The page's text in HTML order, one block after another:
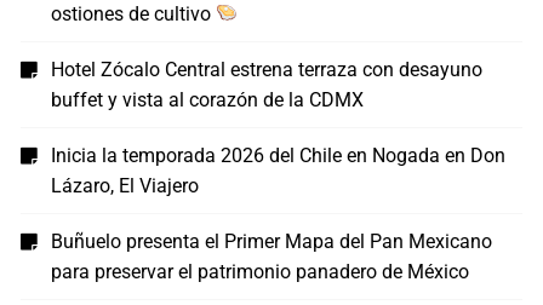
ostiones de cultivo
Hotel Zócalo Central estrena terraza con desayuno
buffet y vista al corazón de la CDMX
Inicia la temporada 2026 del Chile en Nogada en Don
Lázaro, El Viajero
Buñuelo presenta el Primer Mapa del Pan Mexicano
para preservar el patrimonio panadero de México